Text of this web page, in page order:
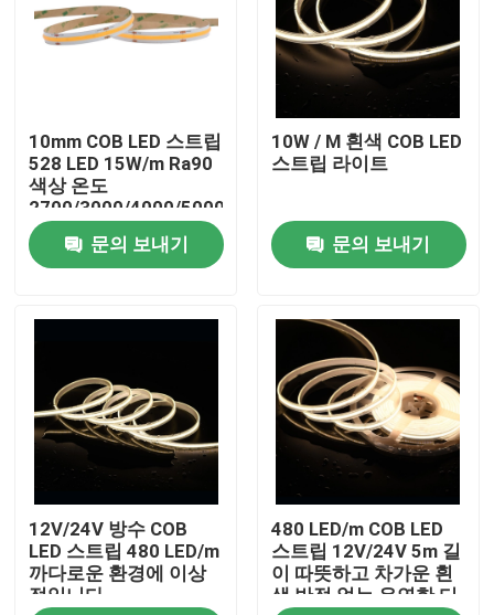
회사 소개
제품 소개
화면
높은 크리 주도하는 스트립
COB는 스트립을 이끌었습니다
rgb는 스트립을 이끌었습니다
단색은 스트립을 이끌었습니다
조정할 수 있는 백색 LED 스트립
10mm COB LED 스트립
528 LED 15W/m Ra90
색상 온도
2700/3000/4000/5000/6500K
문의 보내기
10W / M 흰색 COB LED
스트립 라이트
문의 보내기
12V/24V 방수 COB
LED 스트립 480 LED/m
까다로운 환경에 이상
적입니다
480 LED/m COB LED
스트립 12V/24V 5m 길
이 따뜻하고 차가운 흰
색 반점 없는 유연한 디